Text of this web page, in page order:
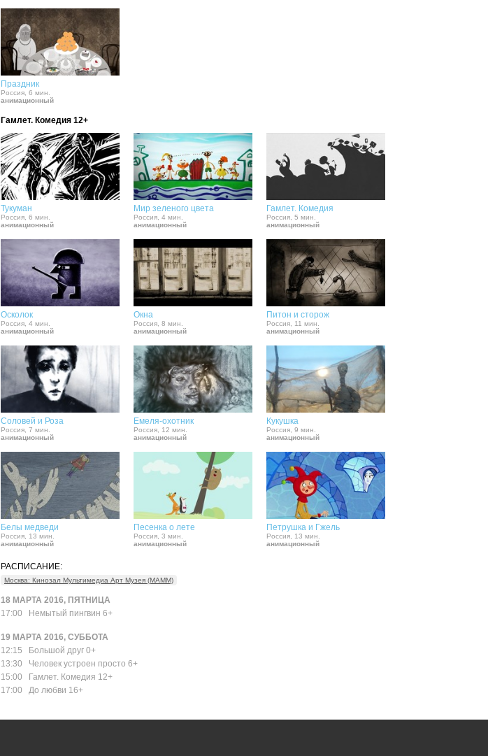
Праздник
Россия, 6 мин.
анимационный
Гамлет. Комедия 12+
Тукуман
Россия, 6 мин.
анимационный
Мир зеленого цвета
Россия, 4 мин.
анимационный
Гамлет. Комедия
Россия, 5 мин.
анимационный
Осколок
Россия, 4 мин.
анимационный
Окна
Россия, 8 мин.
анимационный
Питон и сторож
Россия, 11 мин.
анимационный
Соловей и Роза
Россия, 7 мин.
анимационный
Емеля-охотник
Россия, 12 мин.
анимационный
Кукушка
Россия, 9 мин.
анимационный
Белы медведи
Россия, 13 мин.
анимационный
Песенка о лете
Россия, 3 мин.
анимационный
Петрушка и Гжель
Россия, 13 мин.
анимационный
РАСПИСАНИЕ:
Москва: Кинозал Мультимедиа Арт Музея (МАММ)
18 МАРТА 2016, ПЯТНИЦА
17:00
Немытый пингвин 6+
19 МАРТА 2016, СУББОТА
12:15
Большой друг 0+
13:30
Человек устроен просто 6+
15:00
Гамлет. Комедия 12+
17:00
До любви 16+